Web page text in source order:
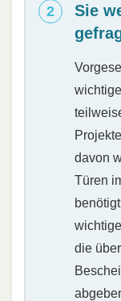
Sie
davon
Türen
die